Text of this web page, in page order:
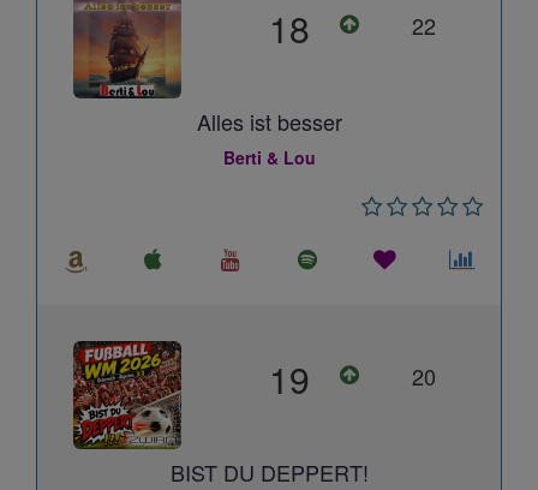
18 22
Alles ist besser
Berti & Lou
19 20
BIST DU DEPPERT!